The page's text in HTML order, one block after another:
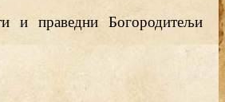
и праведни Богородитељи